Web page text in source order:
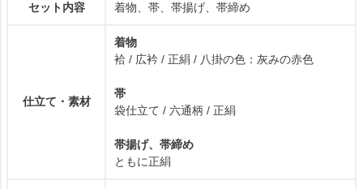
セット内容 着物、帯、帯揚げ、帯締め
仕立て・素材
着物
袷 / 広衿 / 正絹 / 八掛の色：灰みの赤色
帯
袋仕立て / 六通柄 / 正絹
帯揚げ、帯締め
ともに正絹